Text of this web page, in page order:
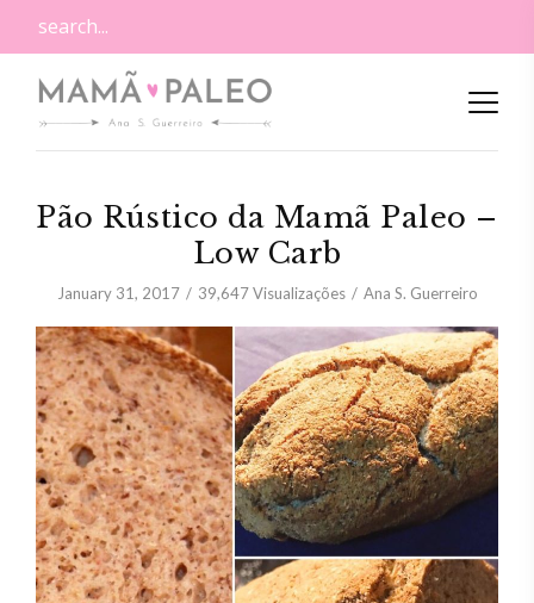
Pão Rústico da Mamã Paleo –
Low Carb
January 31, 2017 39,647Visualizações Ana S. Guerreiro